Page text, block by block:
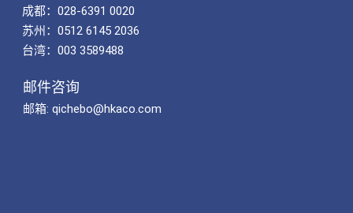
成都：028-6391 0020
苏州：0512 6145 2036
台湾：003 3589488
邮件咨询
邮箱: qichebo@hkaco.com